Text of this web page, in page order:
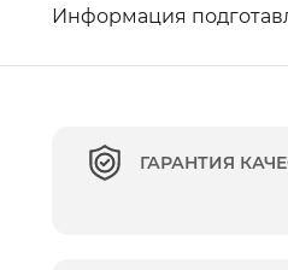
Информация
ГАРАНТИЯ